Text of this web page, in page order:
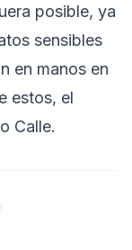
posible, ya
sensibles
en manos en
estos, el
Calle.